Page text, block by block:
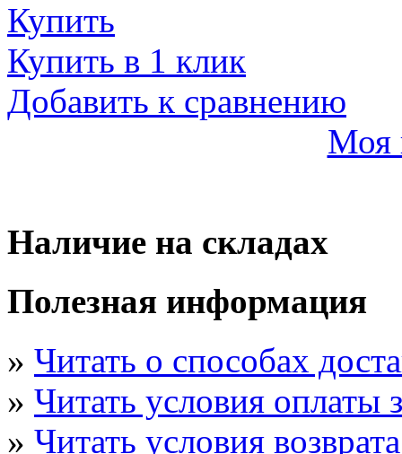
Купить
Купить в 1 клик
Добавить к сравнению
Моя
Наличие на складах
Полезная информация
» Читать о способах
» Читать условия оплаты
» Читать условия